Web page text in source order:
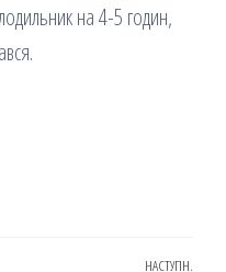
на 4-5 годин,
НАСТУПН.